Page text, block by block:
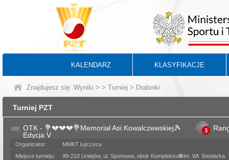
KALENDARZ KLASYFIKACJE
Znajdujesz się: Wyniki > > Turniej > Drabinki
Turniej PZT
OTK - 💐💔💔💔💐Memoriał Asi Kowalczewskiej🎾
Edycja V
3
Organizator:
MMKT Łęczyca
Miejsce turnieju:
99-210 Uniejów, ul. Sportowa, obok Kompleksu⚽️im. Wł. Smolarka